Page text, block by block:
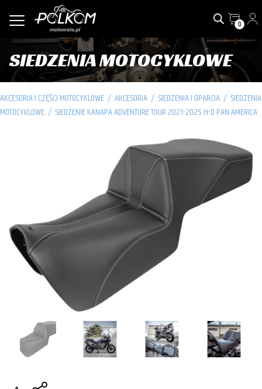
0
SIEDZENIA MOTOCYKLOWE
AKCESORIA I CZĘŚCI MOTOCYKLOWE / AKCESORIA / SIEDZENIA I OPARCIA / SIEDZENIA
MOTOCYKLOWE / SIEDZENIE KANAPA ADVENTURE TOUR 2021-2025 H-D PAN AMERICA